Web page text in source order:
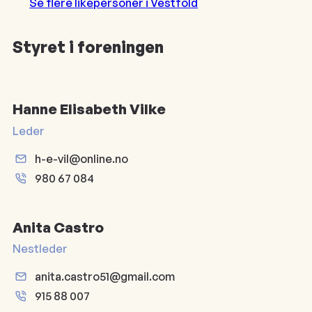
Styret i foreningen
Hanne Elisabeth Vilke
Leder
h-e-vil@online.no
980 67 084
Anita Castro
Nestleder
anita.castro51@gmail.com
915 88 007